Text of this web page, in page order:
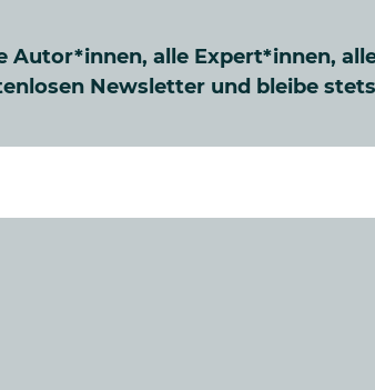
Autor*innen, alle Expert*innen,
Newsletter und bleibe